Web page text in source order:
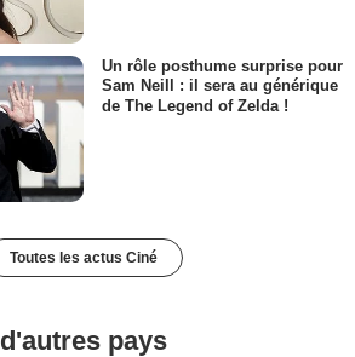
Un rôle posthume surprise pour
Sam Neill : il sera au générique
de The Legend of Zelda !
Toutes les actus Ciné
pays